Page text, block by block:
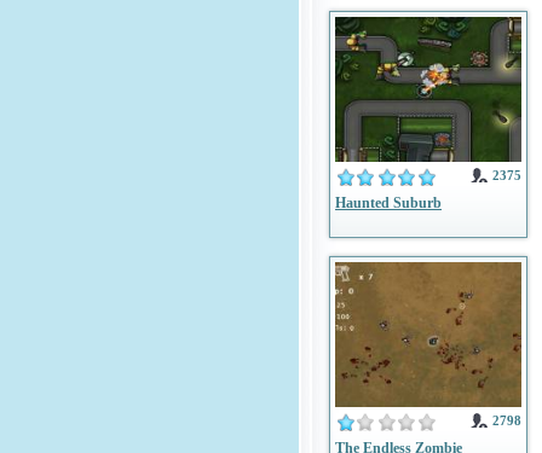
2375
Haunted Suburb
2798
The Endless Zombie